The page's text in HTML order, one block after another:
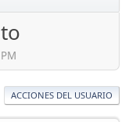
ACCIONES DEL USUARIO